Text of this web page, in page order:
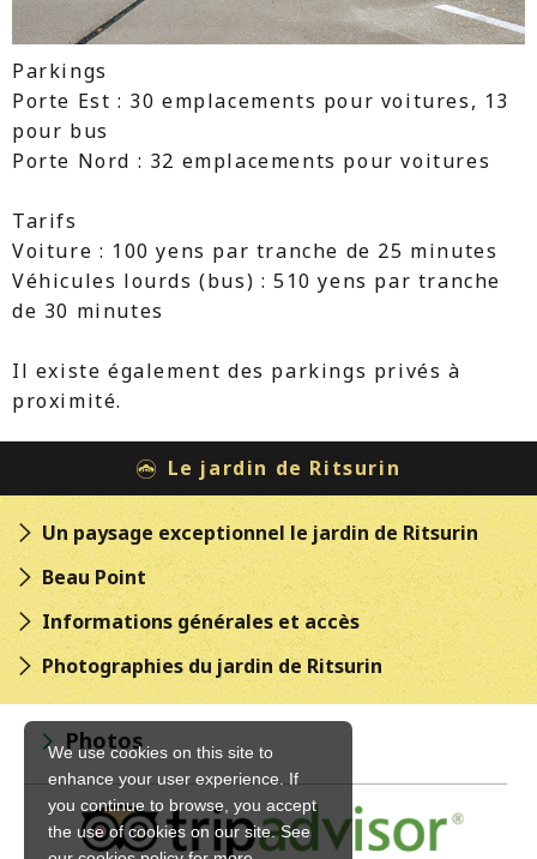
Parkings
Porte Est : 30 emplacements pour voitures, 13
pour bus
Porte Nord : 32 emplacements pour voitures
Tarifs
Voiture : 100 yens par tranche de 25 minutes
Véhicules lourds (bus) : 510 yens par tranche
de 30 minutes
Il existe également des parkings privés à
proximité.
Le jardin de Ritsurin
Un paysage exceptionnelle jardin de Ritsurin
Beau Point
Informations généraleset accès
Photographies du jardin de Ritsurin
Photos
We use cookies on this site to
enhance your user experience. If
you continue to browse, you accept
the use of cookies on our site. See